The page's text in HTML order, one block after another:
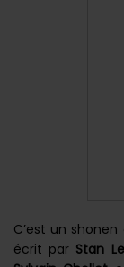
C’est un
écrit par Stan